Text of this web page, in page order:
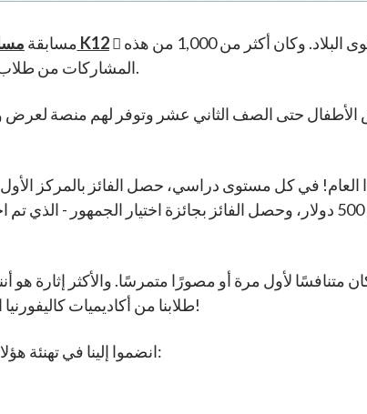
مسابقة مسابقة التصوير الفوتوغرافي 2024 K12
المشاركات من طلاب أكاديميات كاليفورنيا الافتراضية.
الأطفال حتى الصف الثاني عشر وتوفر لهم منصة
بالمركز الثاني على 500 دولار، وحصل الفائز بالمركز الثاني على 500 دولار، وحصل الفائز
لأول مرة أو مصورًا متمرسًا. والأكثر إثارة هو
طلابنا من أكاديميات كاليفورنيا الافتراضية كانوا من بين الفائزين!
انضموا إلينا في تهنئة هؤلاء المصورين الشباب الاستثنائيين: